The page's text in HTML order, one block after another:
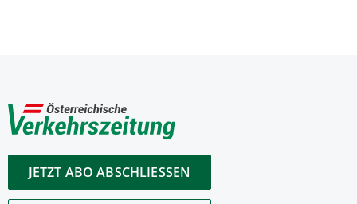
JETZT ABO ABSCHLIESSEN